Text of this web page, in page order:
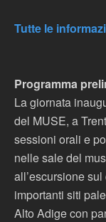
Tutte le
Programma
La giornata
del MUSE, a
sessioni orali e
nelle sale del
all’escursione
importanti siti
Alto Adige con